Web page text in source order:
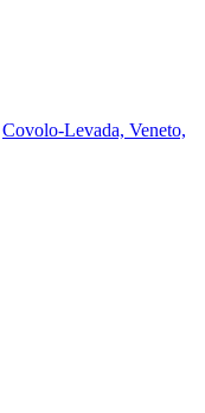
Covolo-Levada, Veneto,